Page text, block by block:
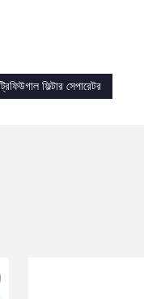
ফিল্টার সেপারেটর